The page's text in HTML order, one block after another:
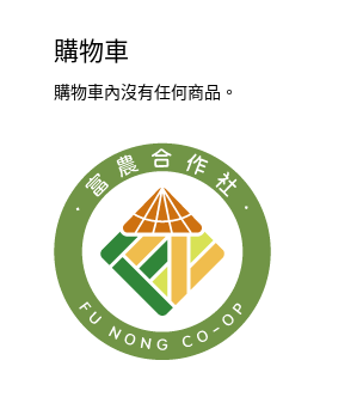
購物車
購物車內沒有任何商品。